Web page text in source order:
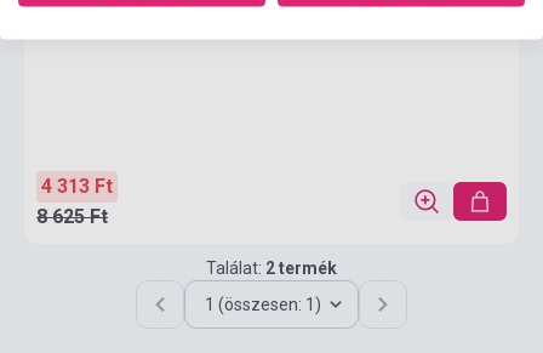
4 313 Ft
8 625 Ft
Találat: 2 termék
1 (összesen: 1)